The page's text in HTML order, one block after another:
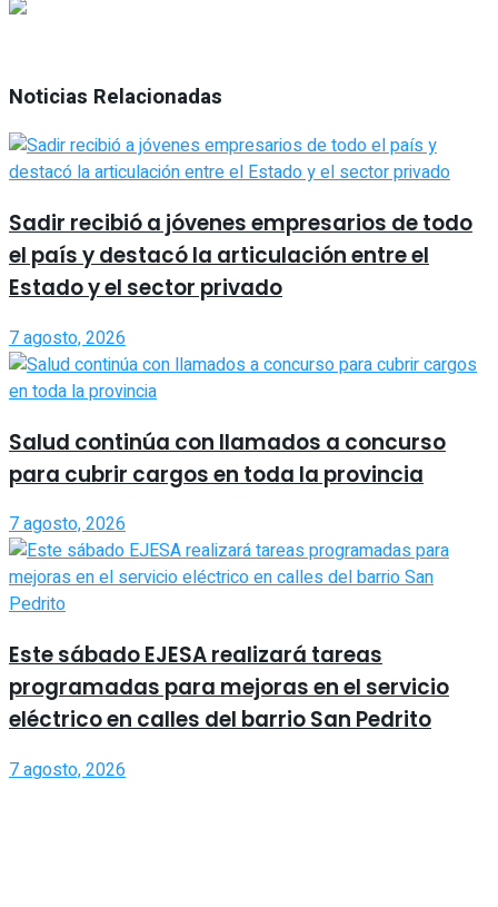
Noticias Relacionadas
Sadir recibió a jóvenes empresarios de todo
el país y destacó la articulación entre el
Estado y el sector privado
7 agosto, 2026
Salud continúa con llamados a concurso
para cubrir cargos en toda la provincia
7 agosto, 2026
Este sábado EJESA realizará tareas
programadas para mejoras en el servicio
eléctrico en calles del barrio San Pedrito
7 agosto, 2026